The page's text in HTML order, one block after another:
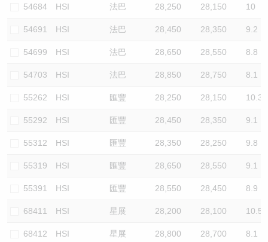
54684 HSI 法巴 28,250 28,150 10
54691 HSI 法巴 28,450 28,350 9.2
54699 HSI 法巴 28,650 28,550 8.8
54703 HSI 法巴 28,850 28,750 8.1
55262 HSI 匯豐 28,250 28,150 10.3
55292 HSI 匯豐 28,450 28,350 9.1
55312 HSI 匯豐 28,350 28,250 9.8
55319 HSI 匯豐 28,650 28,550 9.1
55391 HSI 匯豐 28,550 28,450 8.9
68411 HSI 星展 28,200 28,100 10.5
68412 HSI 星展 28,800 28,700 8.1